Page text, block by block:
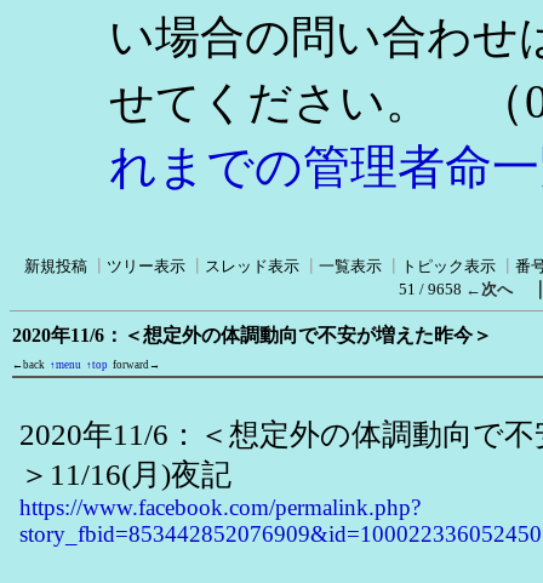
い場合の問い合わせ
せてください。
（
れまでの管理者命
新規投稿 ツリー表示 スレッド表示 一覧表示 トピック表示
番
51 / 9658 ←次へ
2020年11/6：＜想定外の体調動向で不安が増えた昨今＞
←back ↑menu ↑top forward→
2020年11/6：＜想定外の体調動向で
＞11/16(月)夜記
https://www.facebook.com/permalink.php?
story_fbid=853442852076909&id=100022336052450